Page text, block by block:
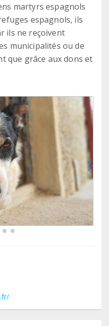
martyrs espagnols
espagnols, ils
ils ne reçoivent
municipalités ou de
que grâce aux dons et